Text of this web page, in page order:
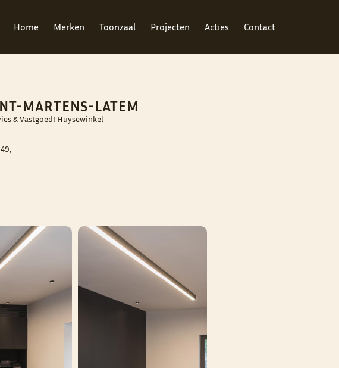
Home Merken Toonzaal Projecten Acties Contact
MARTENS-LATEM
& Vastgoed! Huysewinkel